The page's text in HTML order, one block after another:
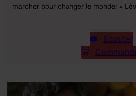
marcher pour changer le monde: «
Ecouter